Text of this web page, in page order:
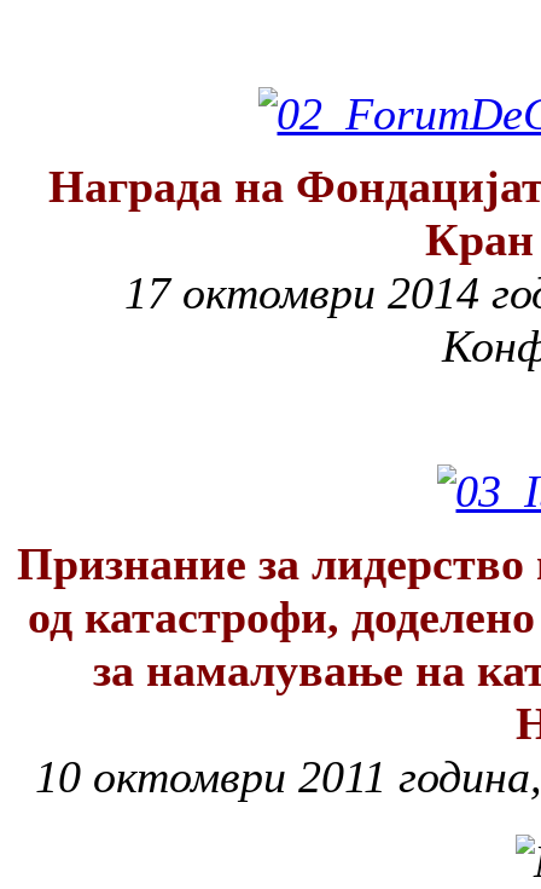
Награда на
17 октомври 2014
Признание за
од катастрофи,
за намалување на
10 октомври 2011